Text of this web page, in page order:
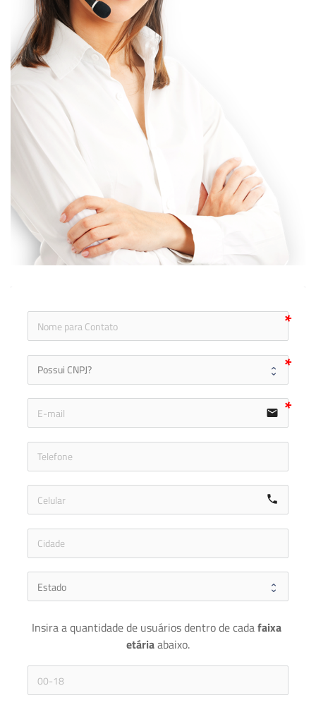
email
call
Insira a quantidade de usuários dentro de cada faixa
etária abaixo.